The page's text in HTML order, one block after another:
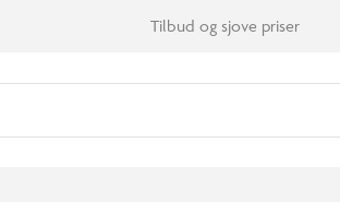
Tilbud og sjove priser